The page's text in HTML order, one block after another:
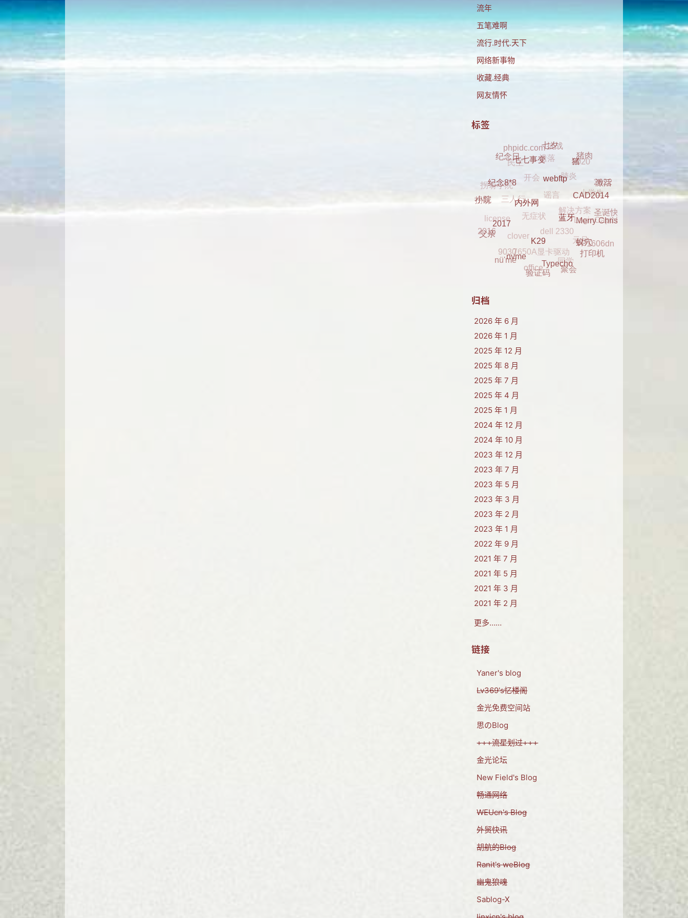
流年
五笔难啊
流行.时代.天下
网络新事物
收藏.经典
网友情怀
标签
P1606dn
打印机
聚会
同学
LoginCaptcha
圣诞快乐
Merry Christmas
蚁穴
Typecho
验证码
office
7650A显卡驱动
dell 2330
解决方案
小学生
2022
激活
CAD2014
蓝牙
K29
nvme
nü'me
clover
无症状
谣言
肺炎
2020猪肉
webftp
内外网
2016
三人行
开会
遗落
抗战
七夕
七七事变
纪念8*8
拐翁
拐翁小院
民主
phpidc.com
纪念日
归档
2026 年 6 月
2026 年 1 月
2025 年 12 月
2025 年 8 月
2025 年 7 月
2025 年 4 月
2025 年 1 月
2024 年 12 月
2024 年 10 月
2023 年 12 月
2023 年 7 月
2023 年 5 月
2023 年 3 月
2023 年 2 月
2023 年 1 月
2022 年 9 月
2021 年 7 月
2021 年 5 月
2021 年 3 月
2021 年 2 月
更多……
链接
Yaner's blog
Lv369's忆楼阁
金光免费空间站
思のBlog
+++流星划过+++
金光论坛
New Field's Blog
畅通网络
WEUcn's Blog
外贸快讯
胡航的Blog
Ranit's weBlog
幽鬼狼魂
Sablog-X